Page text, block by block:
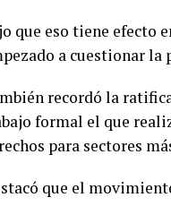
que eso tiene efecto
a cuestionar la
recordó la
formal el que
para sectores
que el